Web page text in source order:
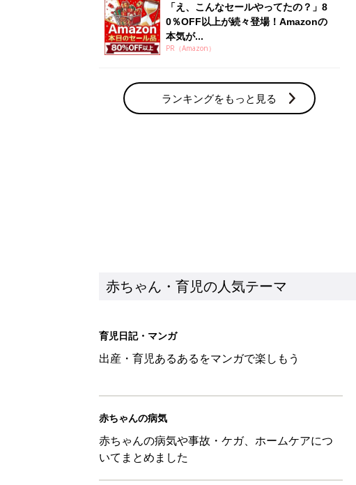
「え、こんなセールやってたの？」8
0％OFF以上が続々登場！Amazonの
本気が...
PR（Amazon）
ランキングをもっと見る
赤ちゃん・育児の人気テーマ
育児日記・マンガ
出産・育児あるあるをマンガで楽しもう
赤ちゃんの病気
赤ちゃんの病気や事故・ケガ、ホームケアにつ
いてまとめました